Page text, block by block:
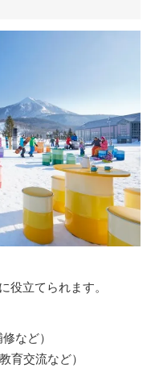
役立てられます。
など）
育交流など）